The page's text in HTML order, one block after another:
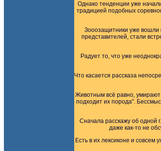
Однако тенденции уже
традицией подобных
Зооозащитники уже вошли
представителей, стали
Радует то, что уже
Что касается рассказа
Животным всё равно, умирают
подходит их порода".
Сначала расскажу об одной
даже как-то не
Есть в их лексиконе и